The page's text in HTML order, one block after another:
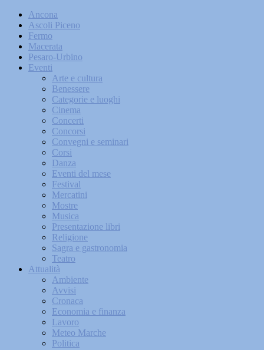
Ancona
Ascoli Piceno
Fermo
Macerata
Pesaro-Urbino
Eventi
Arte e cultura
Benessere
Categorie e luoghi
Cinema
Concerti
Concorsi
Convegni e seminari
Corsi
Danza
Eventi del mese
Festival
Mercatini
Mostre
Musica
Presentazione libri
Religione
Sagra e gastronomia
Teatro
Attualità
Ambiente
Avvisi
Cronaca
Economia e finanza
Lavoro
Meteo Marche
Politica